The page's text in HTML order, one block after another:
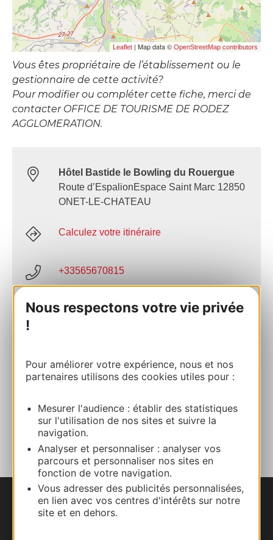
Nous respectons votre vie privée
!
Pour améliorer votre expérience, nous et nos
partenaires utilisons des cookies utiles pour :
Mesurer l'audience : établir des statistiques
sur l'utilisation de nos sites et suivre la
navigation.
Analyser et personnaliser : analyser vos
parcours et personnaliser nos sites en
fonction de votre navigation.
Vous adresser des publicités personnalisées,
en lien avec vos centres d'intérêts sur notre
site et en dehors.
Leaflet | Map data © OpenStreetMap contributors
Vous êtes propriétaire de l’établissement ou le
gestionnaire de cette activité?
Pour modifier ou compléter cette fiche, merci de
contacter OFFICE DE TOURISME DE RODEZ
AGGLOMERATION.
Hôtel Bastide le Bowling du Rouergue
Route d’EspalionEspace Saint Marc 12850
ONET-LE-CHATEAU
Calculez votre itinéraire
+33565670815
E-mail
AJOUTER
AU CARNET
Nous contacter